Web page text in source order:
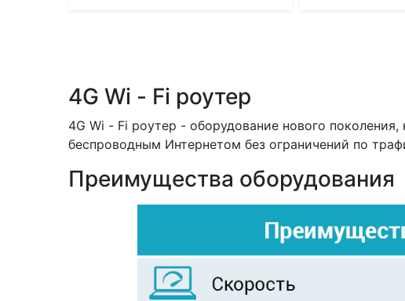
4G Wi - Fi роутер
4G Wi - Fi роутер - оборудование нового
беспроводным Интернетом без ограничений по
Преимущества оборудования